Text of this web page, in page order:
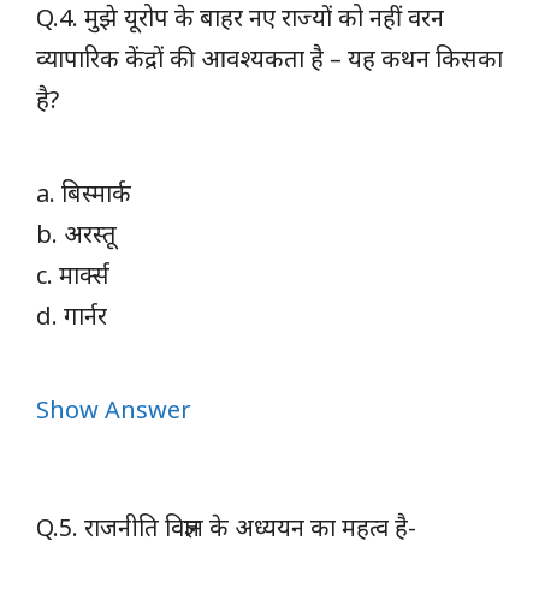
Q.4. मुझे यूरोप के बाहर नए राज्यों को नहीं वरन
व्यापारिक केंद्रों की आवश्यकता है – यह कथन किसका
है?
a. बिस्मार्क
b. अरस्तू
c. मार्क्स
d. गार्नर
Show Answer
Q.5. राजनीति विज्ञान के अध्ययन का महत्व है-